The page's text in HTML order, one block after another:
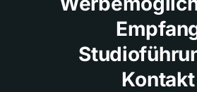
Kontakt